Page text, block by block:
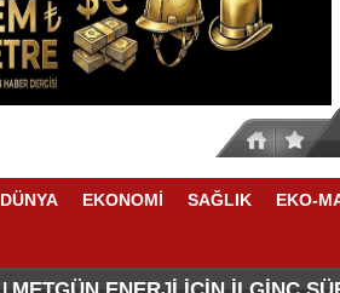
DÜNYA EKONOMİ SAĞLIK EKO-
|O ANLAŞMADA NELER VAR
|O TAHMİNDE YÜKSELME VAR